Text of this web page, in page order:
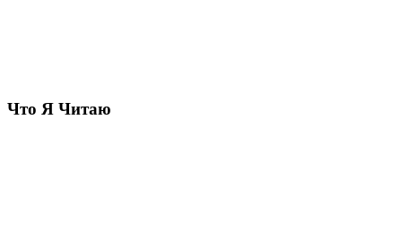
Что Я Читаю